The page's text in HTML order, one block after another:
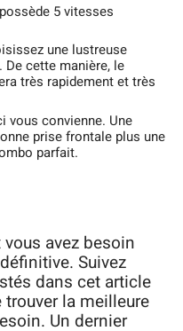
5 vitesses
une lustreuse
cette manière, le
très rapidement et très
vous convienne. Une
prise frontale plus une
parfait.
avez besoin
Suivez
dans cet article
la meilleure
Un dernier